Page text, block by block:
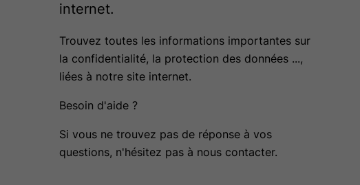
internet.
Trouvez toutes les informations importantes sur
la confidentialité, la protection des données ...,
liées à notre site internet.
Besoin d'aide ?
Si vous ne trouvez pas de réponse à vos
questions, n'hésitez pas à nous contacter.